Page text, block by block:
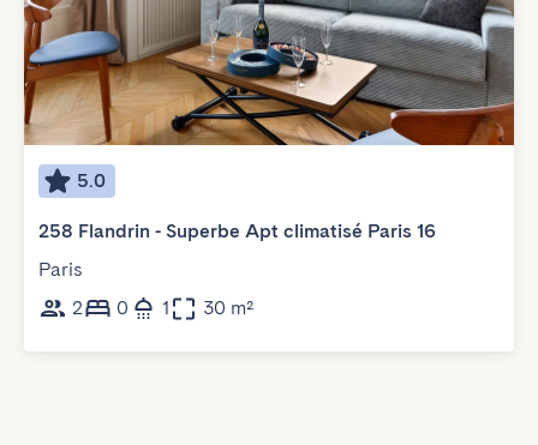
5.0
258 Flandrin - Superbe Apt climatisé Paris 16
Paris
2
0 1 30 m²